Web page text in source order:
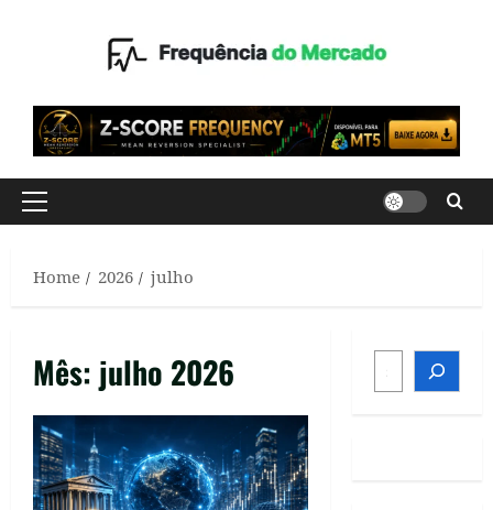
Primary
Home
2026 julho
Mês: julho 2026